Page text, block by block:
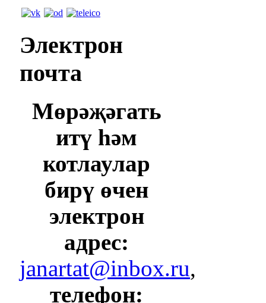
Электрон
почта
Мөрәҗәгать
итү һәм
котлаулар
бирү өчен
электрон
адрес:
janartat@inbox.ru,
телефон: